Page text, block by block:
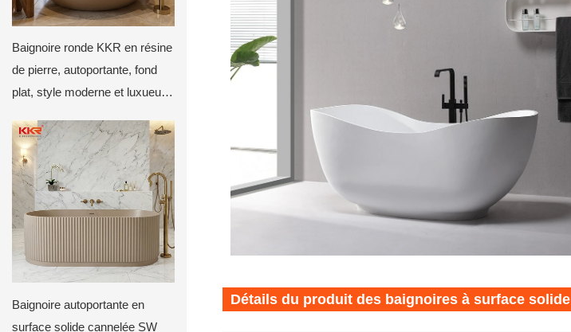
Baignoire ronde KKR en résine
de pierre, autoportante, fond
plat, style moderne et luxueux,
mat
Baignoire autoportante en
surface solide cannelée SW
Détails du produit des baignoires à surface solide